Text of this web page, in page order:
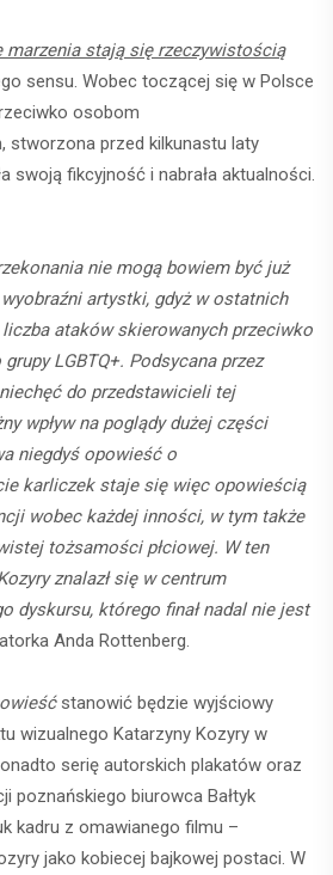
marzenia stają się rzeczywistością
sensu. Wobec toczącej się w Polsce
osobom
stworzona przed kilkunastu laty
swoją fikcyjność i nabrała aktualności.
nie mogą bowiem być już
artystki, gdyż w ostatnich
ataków skierowanych przeciwko
LGBTQ+. Podsycana przez
do przedstawicieli tej
wpływ na poglądy dużej części
niegdyś opowieść o
karliczek staje się więc opowieścią
wobec każdej inności, w tym także
tożsamości płciowej. W ten
znalazł się w centrum
dyskursu, którego finał nadal nie jest
Anda Rottenberg.
stanowić będzie wyjściowy
wizualnego Katarzyny Kozyry w
serię autorskich plakatów oraz
poznańskiego biurowca Bałtyk
kadru z omawianego filmu –
jako kobiecej bajkowej postaci. W